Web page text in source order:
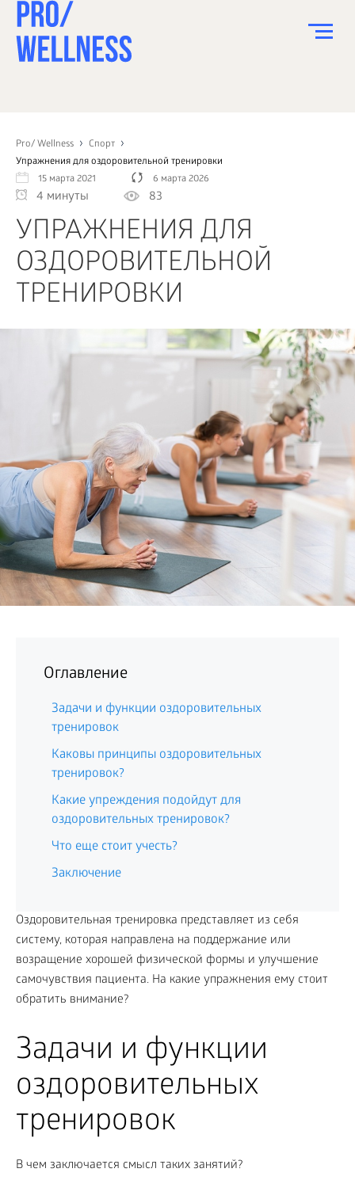
Pro/ Wellness
Спорт
Упражнения для оздоровительной тренировки
15 марта 2021
6 марта 2026
4 минуты 83
УПРАЖНЕНИЯ ДЛЯ
ОЗДОРОВИТЕЛЬНОЙ
ТРЕНИРОВКИ
Оглавление
Задачи и функции оздоровительных
тренировок
Каковы принципы оздоровительных
тренировок?
Какие упреждения подойдут для
оздоровительных тренировок?
Что еще стоит учесть?
Заключение
Оздоровительная тренировка представляет из себя
систему, которая направлена на поддержание или
возращение хорошей физической формы и улучшение
самочувствия пациента. На какие упражнения ему стоит
обратить внимание?
Задачи и функции
оздоровительных
тренировок
В чем заключается смысл таких занятий?
СПОРТ
ЗДОРОВЬЕ
КРАСОТА
ПСИХОЛОГИЯ
ДЕТИ
ДОМ
КАК?
БИЗНЕС